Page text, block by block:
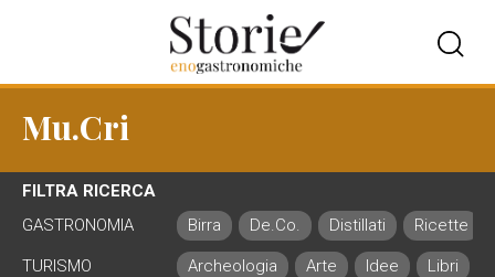
Mu.Cri
FILTRA RICERCA
GASTRONOMIA
Birra De.Co. Distillati Ricette
TURISMO Archeologia Arte Idee Libri